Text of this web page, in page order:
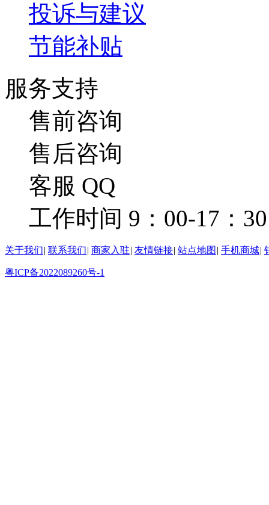
投诉与建议
节能补贴
服务支持
售前咨询
售后咨询
客服 QQ
工作时间 9：00-17：30
关于我们| 联系我们| 商家入驻| 友情链接| 站点地图 | 手机商城|
粤ICP备2022089260号-1